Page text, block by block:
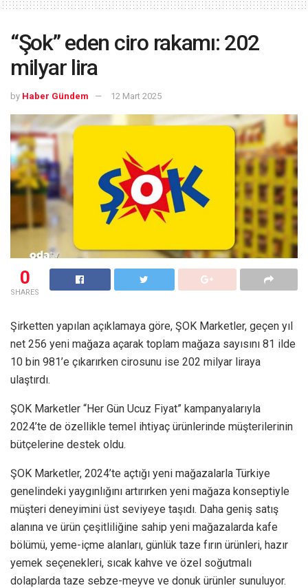
“Şok” eden ciro rakamı: 202
milyar lira
by Haber Gündem 12 Mart 2025
0
SHARES
Şirketten yapılan açıklamaya göre, ŞOK Marketler, geçen yıl
net 256 yeni mağaza açarak toplam mağaza sayısını 81 ilde
10 bin 981’e çıkarırken cirosunu ise 202 milyar liraya
ulaştırdı.
ŞOK Marketler “Her Gün Ucuz Fiyat” kampanyalarıyla
2024’te de özellikle temel ihtiyaç ürünlerinde müşterilerinin
bütçelerine destek oldu.
ŞOK Marketler, 2024’te açtığı yeni mağazalarla Türkiye
genelindeki yaygınlığını artırırken yeni mağaza konseptiyle
müşteri deneyimini üst seviyeye taşıdı. Daha geniş satış
alanına ve ürün çeşitliliğine sahip yeni mağazalarda kafe
bölümü, yeme-içme alanları, günlük taze fırın ürünleri, hazır
yemek seçenekleri, sıcak kahve ve özel soğutmalı
dolaplarda taze sebze-meyve ve donuk ürünler sunuluyor.